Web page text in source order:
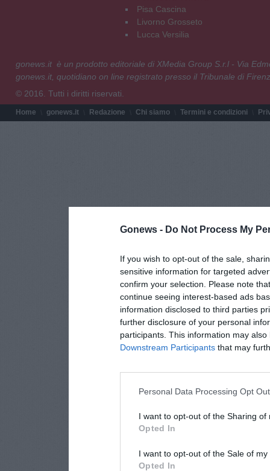
Gonews - Do Not Process My
If you wish to opt-out of the sale,
sensitive information for targeted
confirm your selection. Please note
continue seeing interest-based ads
information disclosed to third parties
further disclosure of your personal
participants. This information may
Downstream Participants that may
Personal Data Processing Opt
I want to opt-out of the Sharing of
Opted In
I want to opt-out of the Sale of
Opted In
Pisa Cascina
Livorno Grosseto
Lucca Versilia
gonews.it è un prodotto editoriale di XMedia Group S.r.l - Via
gonews.it, quotidiano on line registrato presso il Tribunale di
© 2016. Tutti i diritti riservati.
Home gonews.it Redazione Chi siamo Termini e condizioni